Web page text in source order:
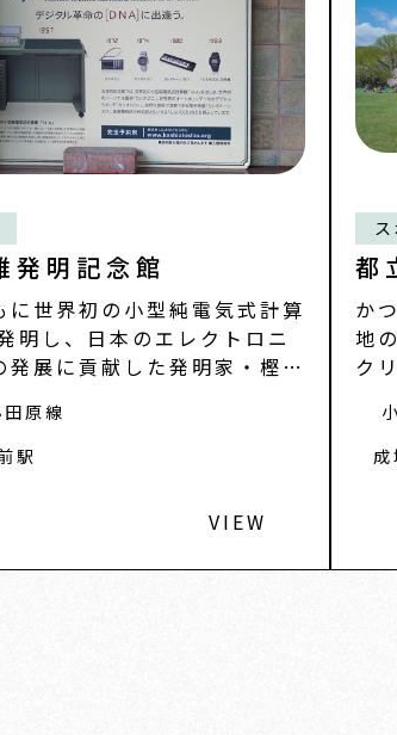
発明記念館
に世界初の小型純電気式計算
明し、日本のエレクトロニ
発展に貢献した発明家・樫尾
原線
駅
VIEW
都
か
地
ク